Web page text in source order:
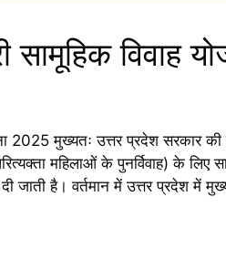
सामूहिक विवाह
2025 मुख्यतः उत्तर प्रदेश सरकार
महिलाओं के पुनर्विवाह) के लिए
जाती है। वर्तमान में उत्तर प्रदेश में